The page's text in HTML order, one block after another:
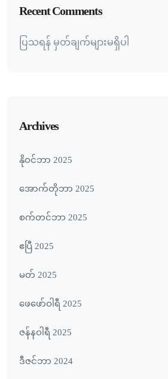
Recent Comments
ပြသရန် မှတ်ချက်များမရှိပါ
Archives
နိုဝင်ဘာ 2025
အောက်တိုဘာ 2025
စက်တင်ဘာ 2025
ဧပြီ 2025
မတ် 2025
ဖေ‌ဖော်ဝါရီ 2025
ဇန်နဝါရီ 2025
ဒီဇင်ဘာ 2024